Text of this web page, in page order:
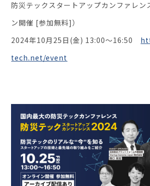
ニュース
ミッション
経営チーム
パートナー
採用情報
お問い合わせ
お役立ち資料
防災テックスタートアップカンファレン
ン開催 [参加無料]）
2024年10月25日(金) 13:00〜16:50
tech.net/event